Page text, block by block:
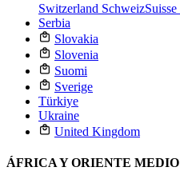
Switzerland SchweizSuisse
Serbia
Slovakia
Slovenia
Suomi
Sverige
Türkiye
Ukraine
United Kingdom
ÁFRICA Y ORIENTE MEDIO